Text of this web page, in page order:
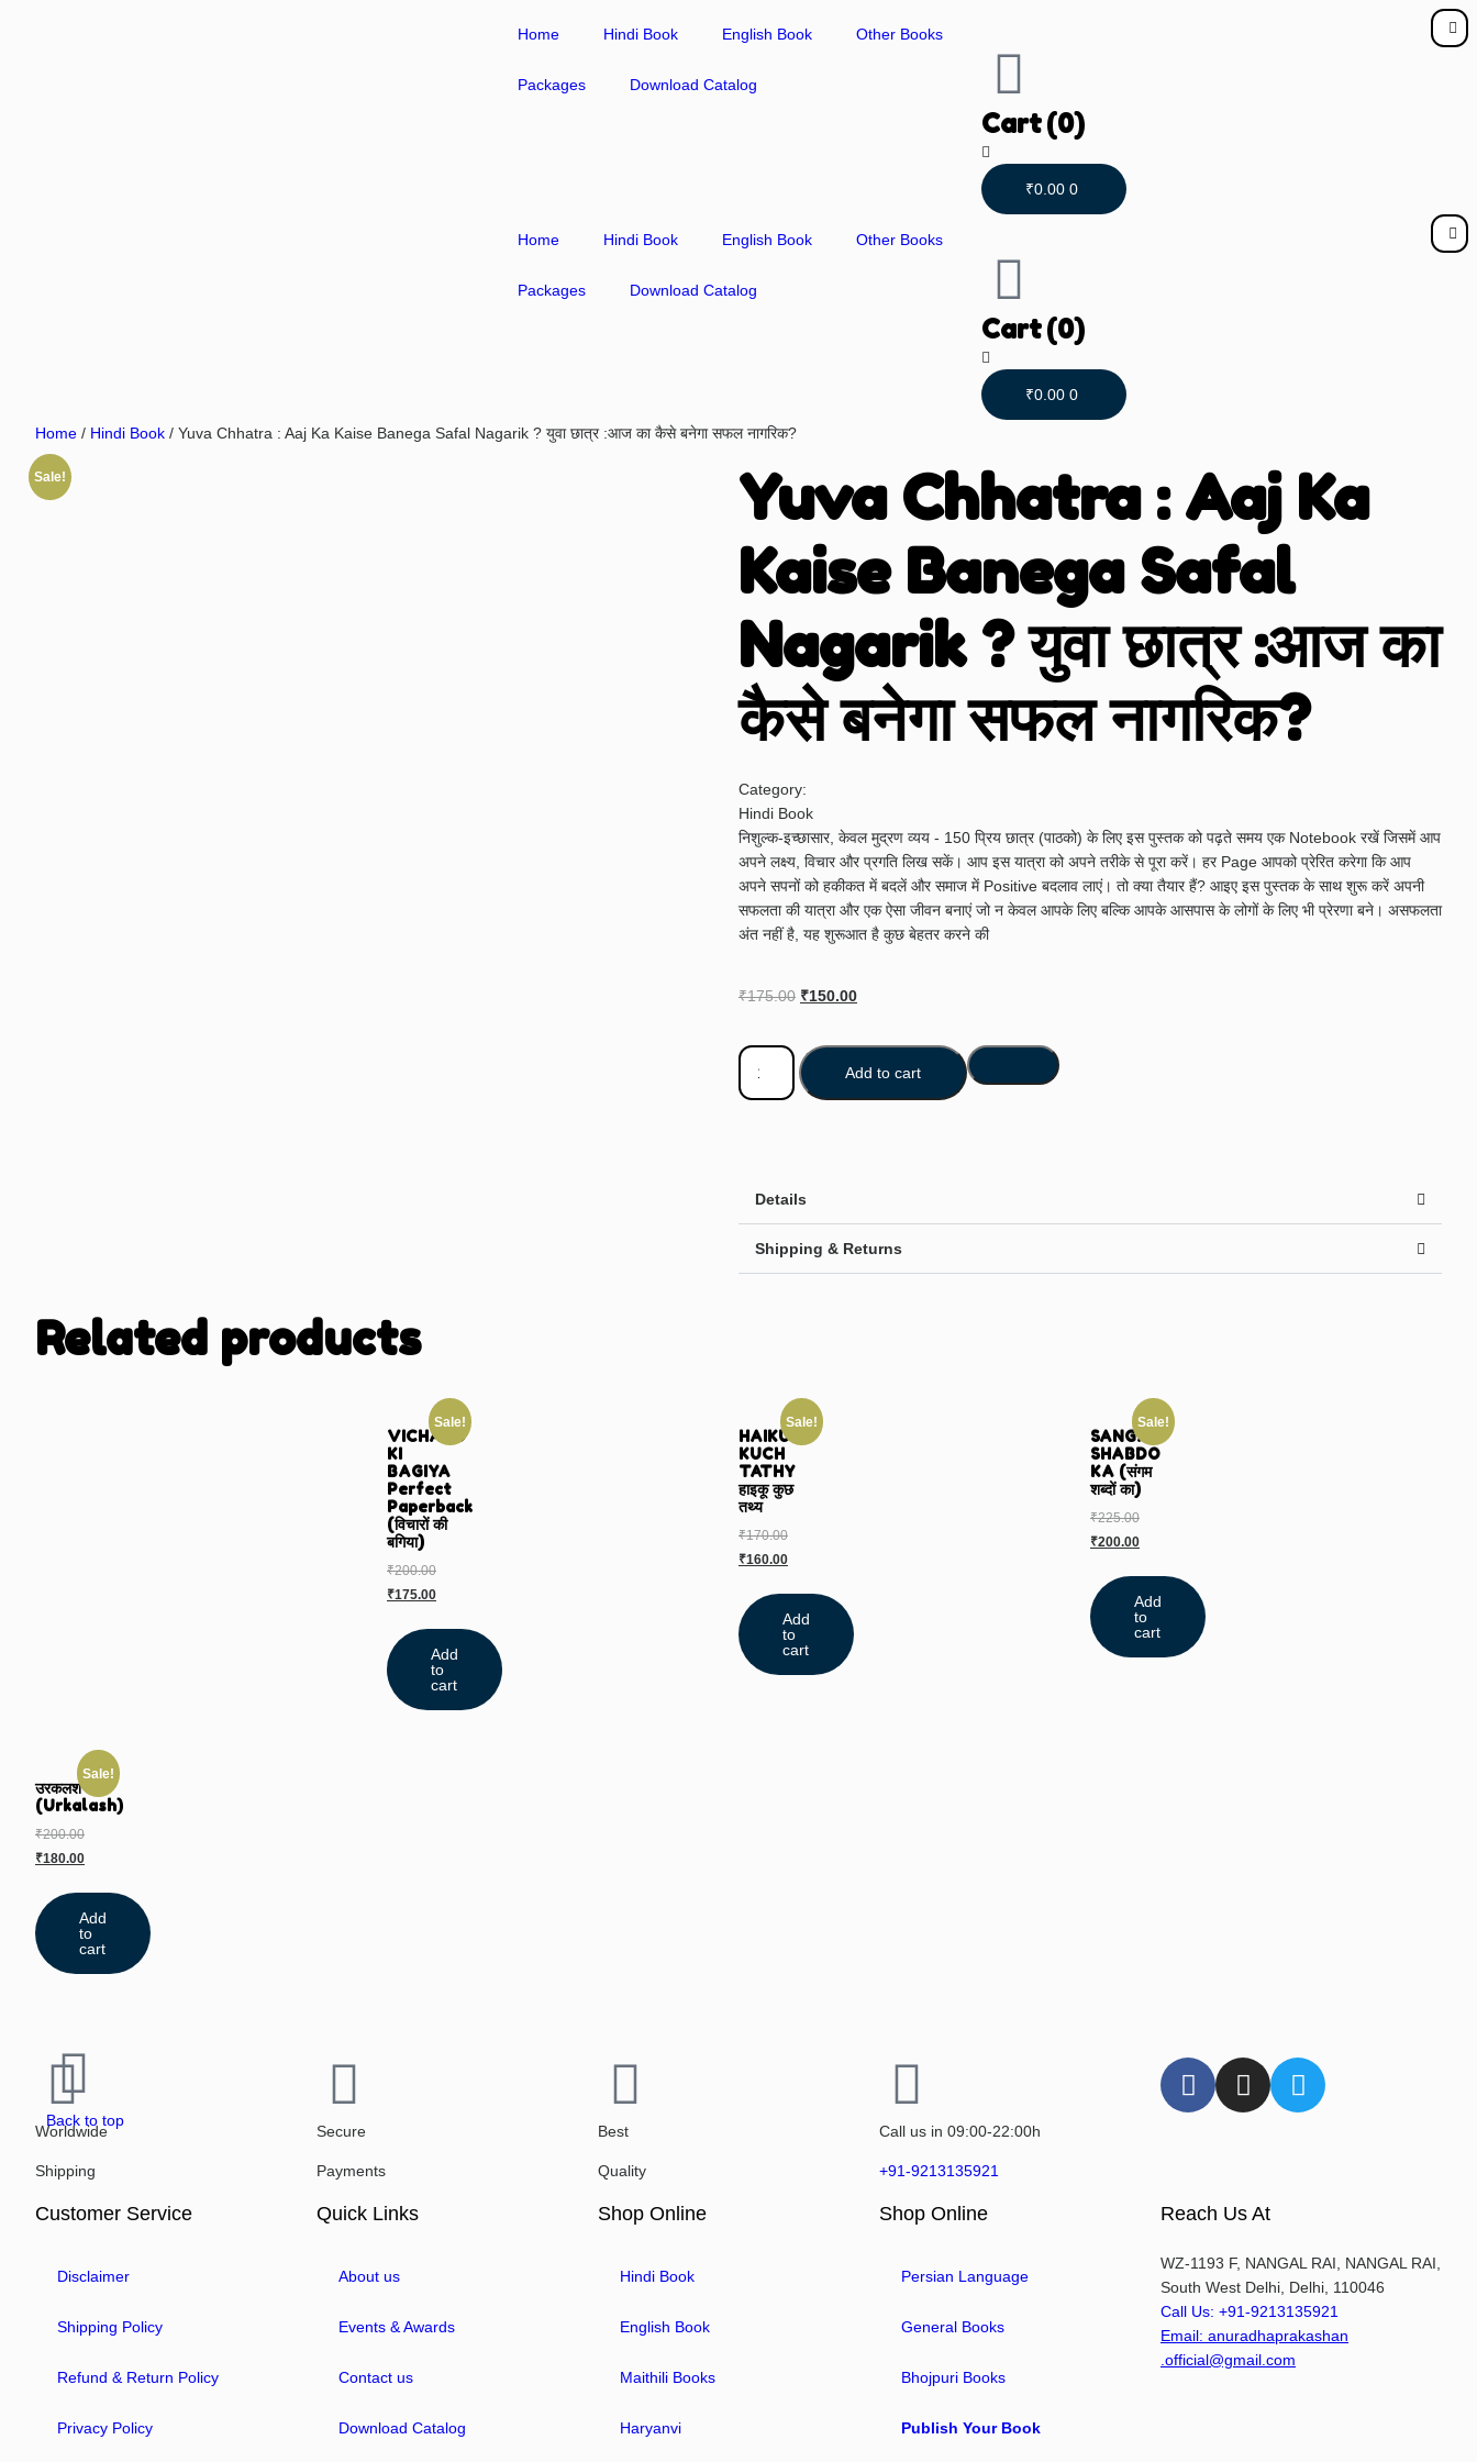
Home Hindi Book English Book Other Books
Packages Download Catalog
Cart(0)
₹0.00 0
Home Hindi Book English Book Other Books
Packages Download Catalog
Cart(0)
₹0.00 0
Home / Hindi Book / Yuva Chhatra : Aaj Ka Kaise Banega Safal Nagarik ? युवा छात्र :आज का कैसे बनेगा सफल नागरिक?
Sale!
Yuva Chhatra : Aaj Ka
Kaise Banega Safal
Nagarik ? युवा छात्र :आज का
कैसे बनेगा सफल नागरिक?
Category:
Hindi Book
निशुल्क-इच्छासार, केवल मुद्रण व्यय - 150 प्रिय छात्र (पाठको) के लिए इस पुस्तक को पढ़ते समय एक Notebook रखें जिसमें आप
अपने लक्ष्य, विचार और प्रगति लिख सकें। आप इस यात्रा को अपने तरीके से पूरा करें। हर Page आपको प्रेरित करेगा कि आप
अपने सपनों को हकीकत में बदलें और समाज में Positive बदलाव लाएं। तो क्या तैयार हैं? आइए इस पुस्तक के साथ शुरू करें अपनी
सफलता की यात्रा और एक ऐसा जीवन बनाएं जो न केवल आपके लिए बल्कि आपके आसपास के लोगों के लिए भी प्रेरणा बने। असफलता
अंत नहीं है, यह शुरूआत है कुछ बेहतर करने की
₹175.00 ₹150.00
Add to cart
Details
Shipping & Returns
Related products
Sale!
VICHARO
KI
BAGIYA
Perfect
Paperback
(विचारों की
बगिया)
₹200.00
₹175.00
Add
to
cart
Sale!
HAIKU
KUCH
TATHY
हाइकू कुछ
तथ्य
₹170.00
₹160.00
Add
to
cart
Sale!
SANGAM
SHABDO
KA (संगम
शब्दों का)
₹225.00
₹200.00
Add
to
cart
Sale!
उरकलश
(Urkalash)
₹200.00
₹180.00
Add
to
cart
Back to top
Worldwide
Shipping
Secure
Payments
Best
Quality
Call us in 09:00-22:00h
+91-9213135921
Customer Service
Disclaimer
Shipping Policy
Refund & Return Policy
Privacy Policy
Quick Links
About us
Events & Awards
Contact us
Download Catalog
Shop Online
Hindi Book
English Book
Maithili Books
Haryanvi
Shop Online
Persian Language
General Books
Bhojpuri Books
Publish Your Book
Reach Us At
WZ-1193 F, NANGAL RAI, NANGAL RAI,
South West Delhi, Delhi, 110046
Call Us: +91-9213135921
Email: anuradhaprakashan
.official@gmail.com